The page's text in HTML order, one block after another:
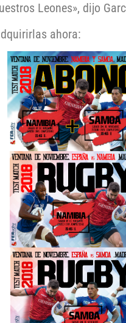
Leones», dijo
ahora: